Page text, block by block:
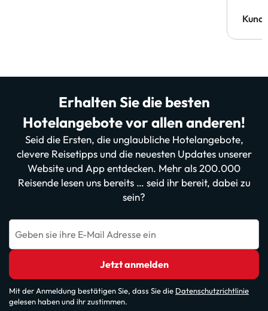
Erhalten Sie die besten
Hotelangebote vor allen anderen!
Seid die Ersten, die unglaubliche Hotelangebote,
clevere Reisetipps und die neuesten Updates unserer
Website und App entdecken. Mehr als 200.000
Reisende lesen uns bereits … seid ihr bereit, dabei zu
sein?
Geben sie ihre E-Mail Adresse ein
Jetzt anmelden
Mit der Anmeldung bestätigen Sie, dass Sie die Datenschutzrichtlinie
gelesen haben und ihr zustimmen.